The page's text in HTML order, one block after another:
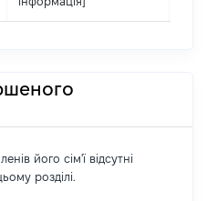
його сім'ї відсутні
розділі.